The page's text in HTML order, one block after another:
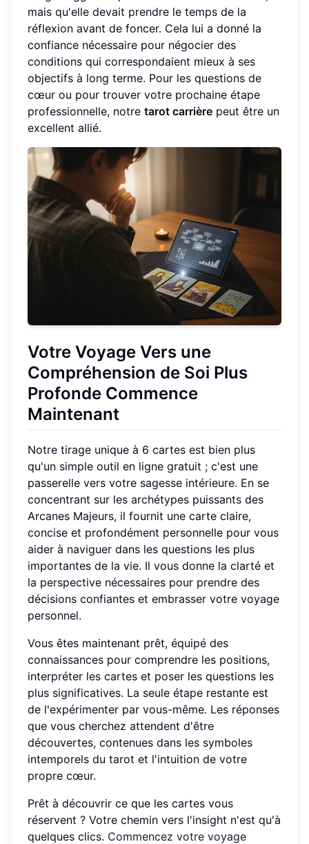
mais qu'elle devait prendre le temps de la
réflexion avant de foncer. Cela lui a donné la
confiance nécessaire pour négocier des
conditions qui correspondaient mieux à ses
objectifs à long terme. Pour les questions de
cœur ou pour trouver votre prochaine étape
professionnelle, notre tarot carrière peut être un
excellent allié.
Votre Voyage Vers une
Compréhension de Soi Plus
Profonde Commence
Maintenant
Notre tirage unique à 6 cartes est bien plus
qu'un simple outil en ligne gratuit ; c'est une
passerelle vers votre sagesse intérieure. En se
concentrant sur les archétypes puissants des
Arcanes Majeurs, il fournit une carte claire,
concise et profondément personnelle pour vous
aider à naviguer dans les questions les plus
importantes de la vie. Il vous donne la clarté et
la perspective nécessaires pour prendre des
décisions confiantes et embrasser votre voyage
personnel.
Vous êtes maintenant prêt, équipé des
connaissances pour comprendre les positions,
interpréter les cartes et poser les questions les
plus significatives. La seule étape restante est
de l'expérimenter par vous-même. Les réponses
que vous cherchez attendent d'être
découvertes, contenues dans les symboles
intemporels du tarot et l'intuition de votre
propre cœur.
Prêt à découvrir ce que les cartes vous
réservent ? Votre chemin vers l'insight n'est qu'à
quelques clics. Commencez votre voyage